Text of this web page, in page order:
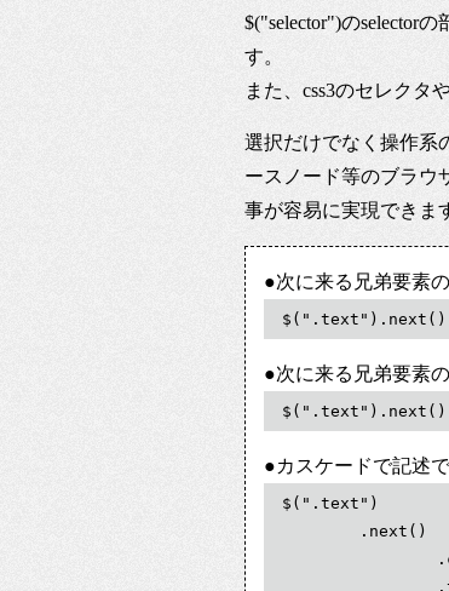
$("selector")のselector
す。
また、css3のセレクタ
選択だけでなく操作系
ースノード等のブラウ
事が容易に実現できま
●次に来る兄弟要素
●次に来る兄弟要素
●カスケードで記述
$(".text")